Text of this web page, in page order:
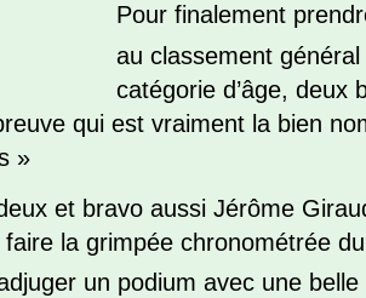
Pour finalement
au classement
catégorie d’âge, deux
qui est vraiment la bien
»
et bravo aussi Jérôme
la grimpée chronométrée
un podium avec une belle